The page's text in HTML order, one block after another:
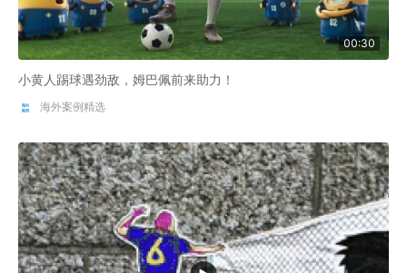
00:30
小黄人踢球遇劲敌，姆巴佩前来助力！
海外案例精选